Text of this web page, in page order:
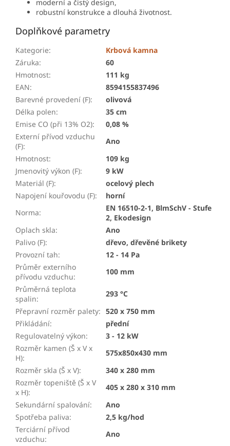
moderní a čistý design,
robustní konstrukce a dlouhá životnost.
Doplňkové parametry
Kategorie:
Krbová kamna
Záruka:
60
Hmotnost:
111 kg
EAN:
8594155837496
Barevné provedení (F):
olivová
Délka polen:
35 cm
Emise CO (při 13% O2):
0,08 %
Externí přívod vzduchu
(F):
Ano
Hmotnost:
109 kg
Jmenovitý výkon (F):
9 kW
Materiál (F):
ocelový plech
Napojení kouřovodu (F):
horní
Norma:
EN 16510-2-1, BlmSchV - Stufe
2, Ekodesign
Oplach skla:
Ano
Palivo (F):
dřevo, dřevěné brikety
Provozní tah:
12 - 14 Pa
Průměr externího
přívodu vzduchu:
100 mm
Průměrná teplota
spalin:
293 °C
Přepravní rozměr palety: 520 x 750 mm
Přikládání:
přední
Regulovatelný výkon:
3 - 12 kW
Rozměr kamen (Š x V x
H):
575x850x430 mm
Rozměr skla (Š x V):
340 x 280 mm
Rozměr topeniště (Š x V
x H):
405 x 280 x 310 mm
Sekundární spalování:
Ano
Spotřeba paliva:
2,5 kg/hod
Terciární přívod
vzduchu:
Ano